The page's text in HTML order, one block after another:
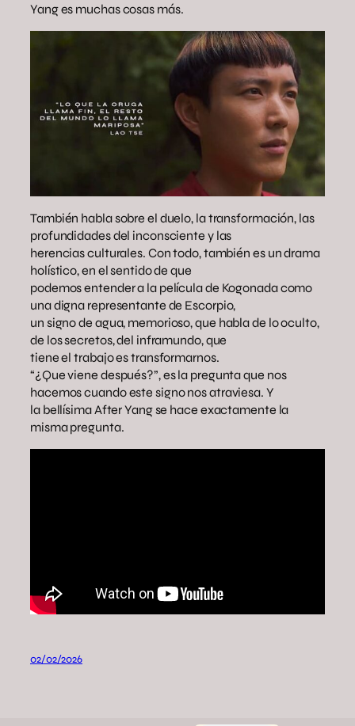
Yang es muchas cosas más.
También habla sobre el duelo, la transformación, las
profundidades del inconsciente y las
herencias culturales. Con todo, también es un drama
holístico, en el sentido de que
podemos entender a la película de Kogonada como
una digna representante de Escorpio,
un signo de agua, memorioso, que habla de lo oculto,
de los secretos, del inframundo, que
tiene el trabajo es transformarnos.
“¿Que viene después?”, es la pregunta que nos
hacemos cuando este signo nos atraviesa. Y
la bellísima After Yang se hace exactamente la
misma pregunta.
02/02/2026